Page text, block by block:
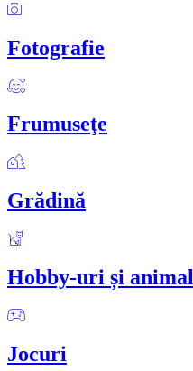
Fotografie
Frumuseţe
Grădină
Hobby-uri și
Jocuri